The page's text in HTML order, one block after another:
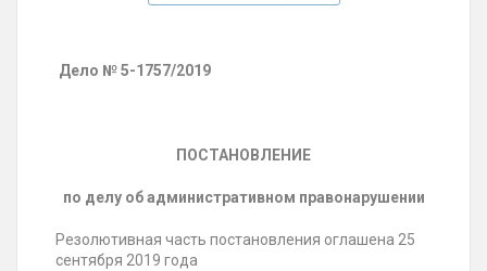
Дело № 5-1757/2019
ПОСТАНОВЛЕНИЕ
по делу об административном правонарушении
Резолютивная часть постановления оглашена 25
сентября 2019 года